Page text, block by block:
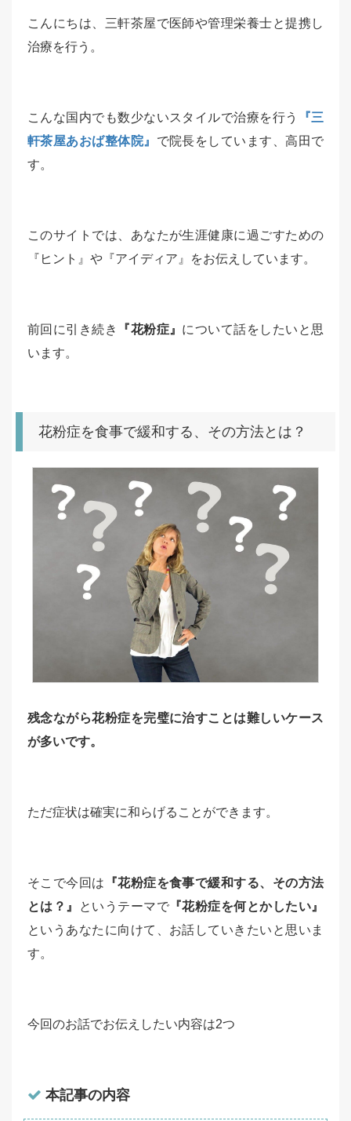
こんにちは、三軒茶屋で医師や管理栄養士と提携し
治療を行う。
こんな国内でも数少ないスタイルで治療を行う
『三
軒茶屋あおば整体院』 で院長をしています、高田で
す。
このサイトでは、あなたが生涯健康に過ごすための
『ヒント』や『アイディア』をお伝えしています。
前回に引き続き 『花粉症』 について話をしたいと思
います。
花粉症を食事で緩和する、その方法とは？
残念ながら花粉症を完璧に治すことは難しいケース
が多いです。
ただ症状は確実に和らげることができます。
そこで今回は
『花粉症を食事で緩和する、その方法
とは？』
というテーマで 『花粉症を何とかしたい』
というあなたに向けて、お話していきたいと思いま
す。
今回のお話でお伝えしたい内容は2つ
本記事の内容